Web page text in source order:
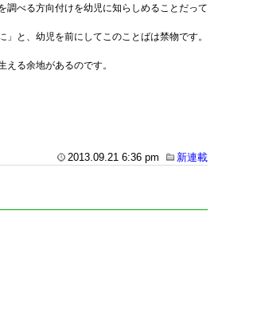
べる方向付けを幼児に知らしめることだって
と、幼児を前にしてこのことばは禁物です。
る余地があるのです。
2013.09.21 6:36 pm 新連載